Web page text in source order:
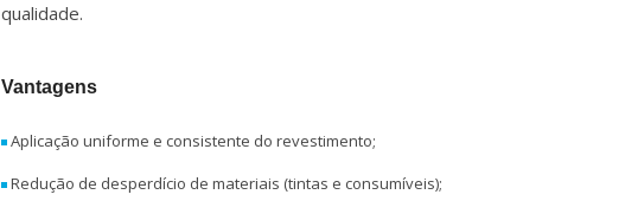
qualidade.
Vantagens
Aplicação uniforme e consistente do revestimento;
Redução de desperdício de materiais (tintas e consumíveis);